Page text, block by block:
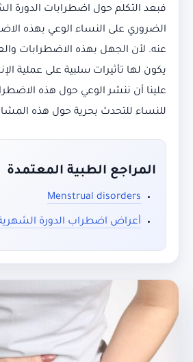
فبعد التكلم حول اضطرابات الدورة
الضروري على النساء الوعي بهذه
عنه. لأن الجهل بهذه الاضطرابات
يكون لها تأثيرات سلبية على عملية
علينا أن ننشر الوعي حول هذه
للنساء للتحدث بحرية حول هذه
المراجع الطبية المعتمدة
Menstrual disorders
أعراض اضطراب الدورة